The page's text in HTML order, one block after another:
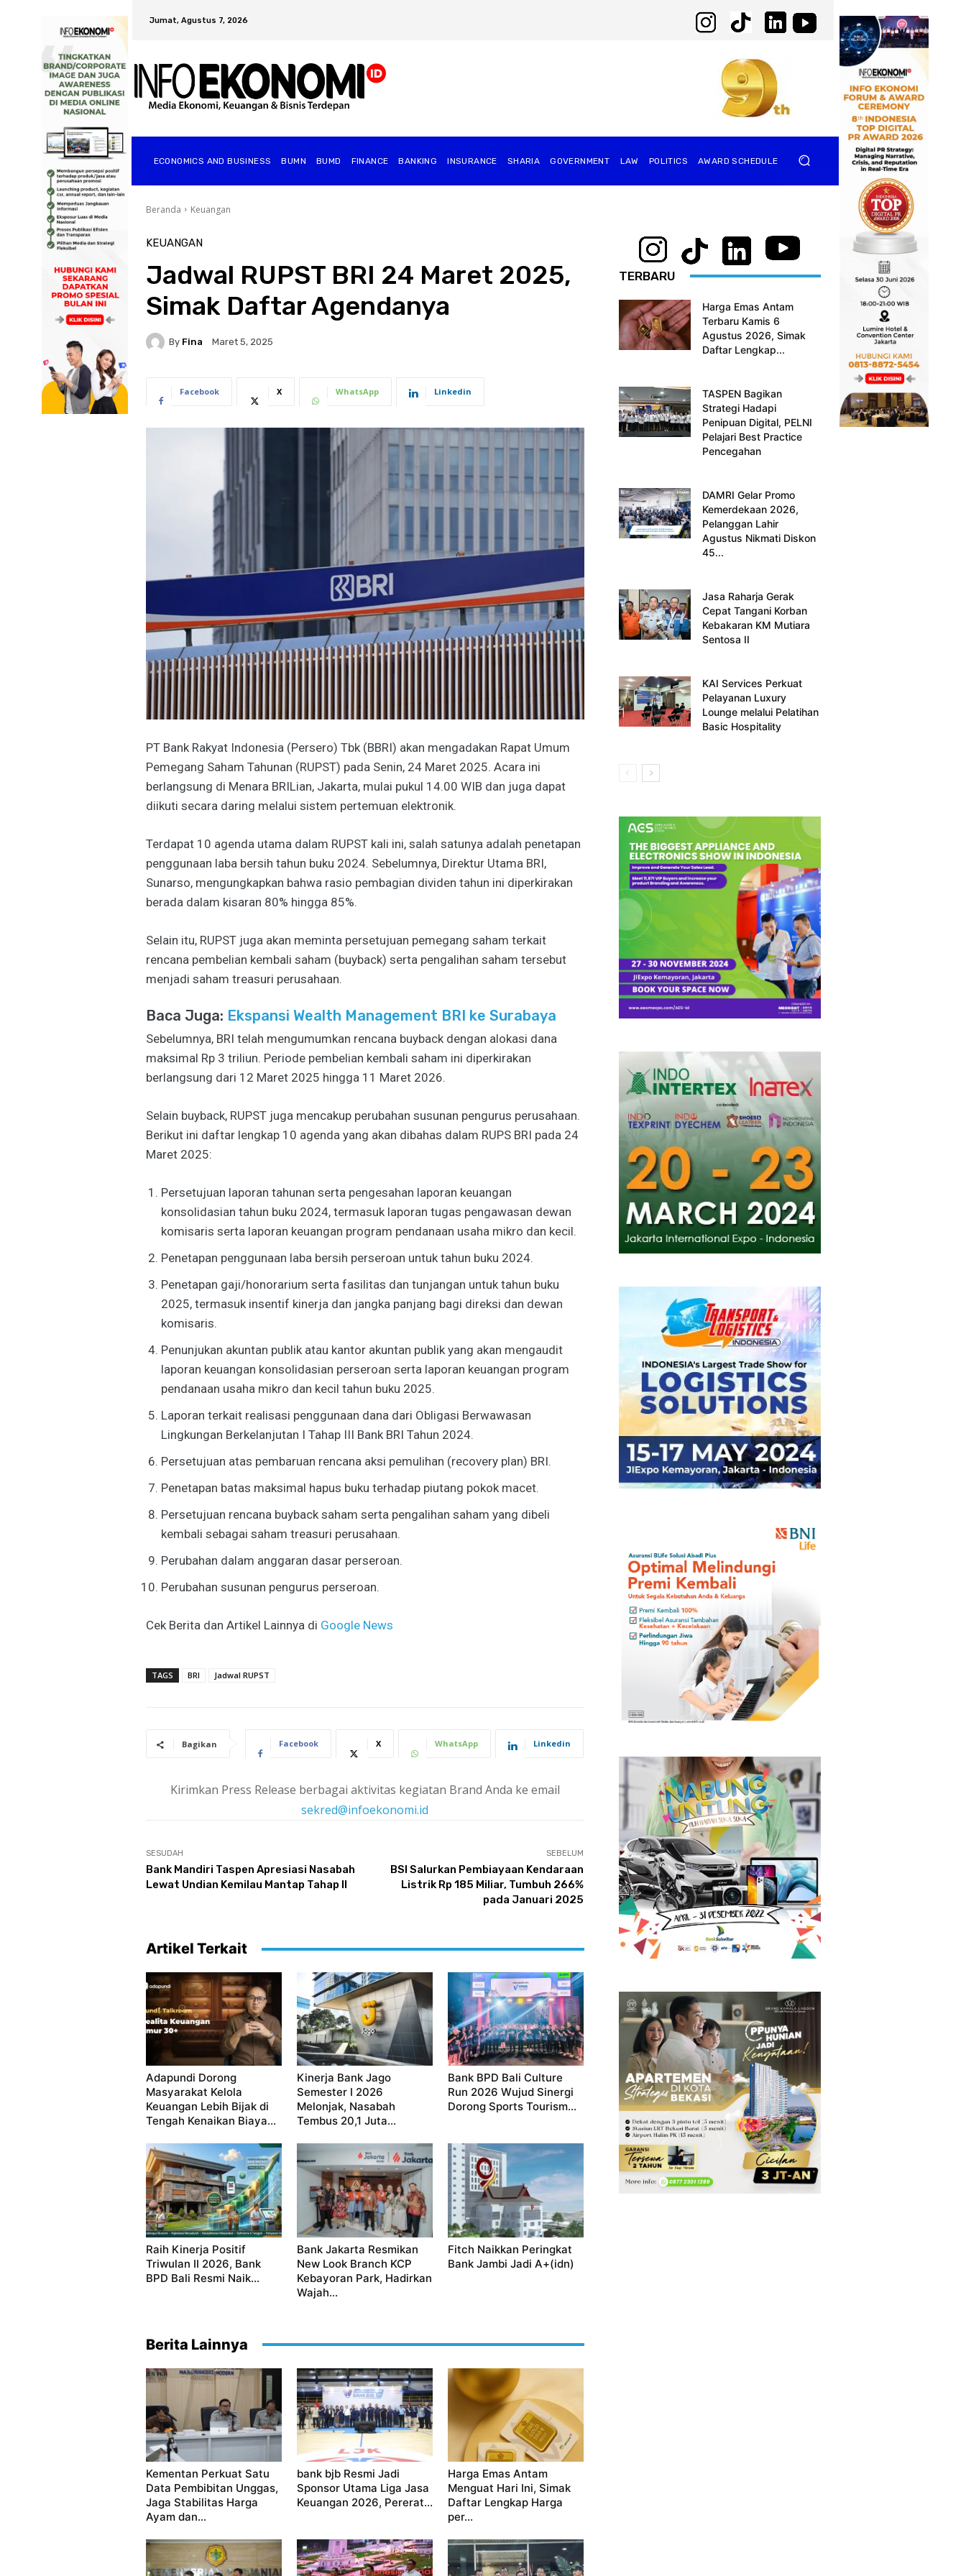
Jumat, Agustus 7, 2026
ECONOMICS AND BUSINESS BUMN BUMD FINANCE BANKING INSURANCE SHARIA GOVERNMENT ⁠LAW POLITICS AWARD SCHEDULE
Beranda Keuangan
KEUANGAN
Jadwal RUPST BRI 24 Maret 2025,
Simak Daftar Agendanya
By Fina Maret 5, 2025
Facebook X WhatsApp Linkedin
PT Bank Rakyat Indonesia (Persero) Tbk (BBRI) akan mengadakan Rapat Umum
Pemegang Saham Tahunan (RUPST) pada Senin, 24 Maret 2025. Acara ini
berlangsung di Menara BRILian, Jakarta, mulai pukul 14.00 WIB dan juga dapat
diikuti secara daring melalui sistem pertemuan elektronik.
Terdapat 10 agenda utama dalam RUPST kali ini, salah satunya adalah penetapan
penggunaan laba bersih tahun buku 2024. Sebelumnya, Direktur Utama BRI,
Sunarso, mengungkapkan bahwa rasio pembagian dividen tahun ini diperkirakan
berada dalam kisaran 80% hingga 85%.
Selain itu, RUPST juga akan meminta persetujuan pemegang saham terkait
rencana pembelian kembali saham (buyback) serta pengalihan saham tersebut
menjadi saham treasuri perusahaan.
Baca Juga: Ekspansi Wealth Management BRI ke Surabaya
Sebelumnya, BRI telah mengumumkan rencana buyback dengan alokasi dana
maksimal Rp 3 triliun. Periode pembelian kembali saham ini diperkirakan
berlangsung dari 12 Maret 2025 hingga 11 Maret 2026.
Selain buyback, RUPST juga mencakup perubahan susunan pengurus perusahaan.
Berikut ini daftar lengkap 10 agenda yang akan dibahas dalam RUPS BRI pada 24
Maret 2025:
Persetujuan laporan tahunan serta pengesahan laporan keuangan
konsolidasian tahun buku 2024, termasuk laporan tugas pengawasan dewan
komisaris serta laporan keuangan program pendanaan usaha mikro dan kecil.
Penetapan penggunaan laba bersih perseroan untuk tahun buku 2024.
Penetapan gaji/honorarium serta fasilitas dan tunjangan untuk tahun buku
2025, termasuk insentif kinerja dan jangka panjang bagi direksi dan dewan
komisaris.
Penunjukan akuntan publik atau kantor akuntan publik yang akan mengaudit
laporan keuangan konsolidasian perseroan serta laporan keuangan program
pendanaan usaha mikro dan kecil tahun buku 2025.
Laporan terkait realisasi penggunaan dana dari Obligasi Berwawasan
Lingkungan Berkelanjutan I Tahap III Bank BRI Tahun 2024.
Persetujuan atas pembaruan rencana aksi pemulihan (recovery plan) BRI.
Penetapan batas maksimal hapus buku terhadap piutang pokok macet.
Persetujuan rencana buyback saham serta pengalihan saham yang dibeli
kembali sebagai saham treasuri perusahaan.
Perubahan dalam anggaran dasar perseroan.
Perubahan susunan pengurus perseroan.
Cek Berita dan Artikel Lainnya di Google News
TAGS BRI Jadwal RUPST
Bagikan Facebook X WhatsApp Linkedin
Kirimkan Press Release berbagai aktivitas kegiatan Brand Anda ke email
sekred@infoekonomi.id
SESUDAH
Bank Mandiri Taspen Apresiasi Nasabah
Lewat Undian Kemilau Mantap Tahap II
SEBELUM
BSI Salurkan Pembiayaan Kendaraan
Listrik Rp 185 Miliar, Tumbuh 266%
pada Januari 2025
Artikel Terkait
Adapundi Dorong
Masyarakat Kelola
Keuangan Lebih Bijak di
Tengah Kenaikan Biaya...
Kinerja Bank Jago
Semester I 2026
Melonjak, Nasabah
Tembus 20,1 Juta...
Bank BPD Bali Culture
Run 2026 Wujud Sinergi
Dorong Sports Tourism...
Raih Kinerja Positif
Triwulan II 2026, Bank
BPD Bali Resmi Naik...
Bank Jakarta Resmikan
New Look Branch KCP
Kebayoran Park, Hadirkan
Wajah...
Fitch Naikkan Peringkat
Bank Jambi Jadi A+(idn)
Berita Lainnya
Kementan Perkuat Satu
Data Pembibitan Unggas,
Jaga Stabilitas Harga
Ayam dan...
bank bjb Resmi Jadi
Sponsor Utama Liga Jasa
Keuangan 2026, Pererat...
Harga Emas Antam
Menguat Hari Ini, Simak
Daftar Lengkap Harga
per...
TERBARU
Harga Emas Antam
Terbaru Kamis 6
Agustus 2026, Simak
Daftar Lengkap...
TASPEN Bagikan
Strategi Hadapi
Penipuan Digital, PELNI
Pelajari Best Practice
Pencegahan
DAMRI Gelar Promo
Kemerdekaan 2026,
Pelanggan Lahir
Agustus Nikmati Diskon
45...
Jasa Raharja Gerak
Cepat Tangani Korban
Kebakaran KM Mutiara
Sentosa II
KAI Services Perkuat
Pelayanan Luxury
Lounge melalui Pelatihan
Basic Hospitality